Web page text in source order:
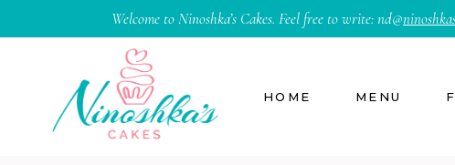
Welcome to Ninoshka’s Cakes. Feel free to write:nd@
HOME MENU